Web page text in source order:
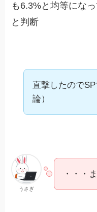
も6.3%と均等にな
と判断
直撃したので
論）
うさぎ
・・・